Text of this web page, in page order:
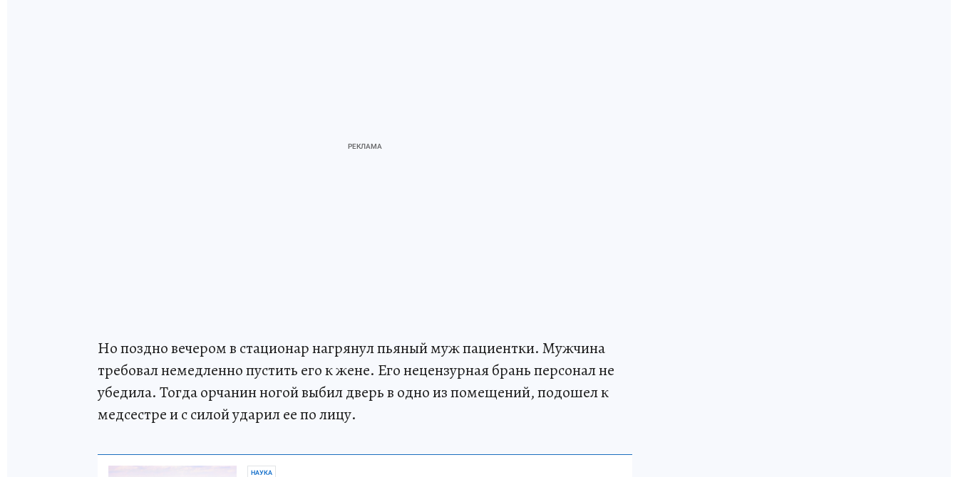
Но поздно вечером в стационар нагрянул пьяный муж пациентки. Мужчина
требовал немедленно пустить его к жене. Его нецензурная брань персонал не
убедила. Тогда орчанин ногой выбил дверь в одно из помещений, подошел к
медсестре и с силой ударил ее по лицу.
НАУКА